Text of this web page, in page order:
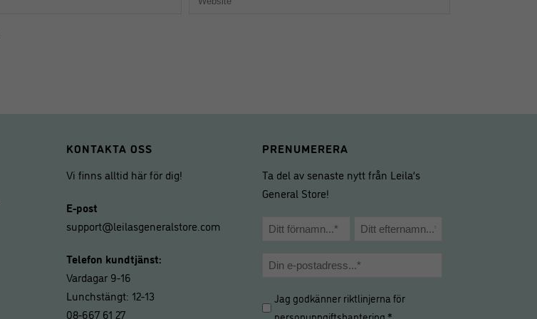
KONTAKTA OSS
Vi finns alltid här för dig!
E-post
support@leilasgeneralstore.com
Telefon kundtjänst:
Vardagar 9-16
Lunchstängt: 12-13
08-667 61 27
PRENUMERERA
Ta del av senaste nytt från Leila’s
General Store!
Namn
E-
Hantering
Jag godkänner riktlinjerna för